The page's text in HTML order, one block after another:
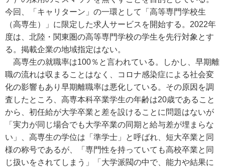
今回、「キャリターン」の一環として「高等専門学校生
（高専生）」に限定した求人サービスを開始する。2022年
度は、北陸・関東圏の高等専門学校の学生を先行対象とす
る。掲載企業の地域指定はない。
高専生の就職率は100％と言われている。しかし、早期離
職の流れは収まることはなく、コロナ感染症による社会変
化の影響もあり早期離職率は悪化している。その原因を調
査したところ、高専本科卒業学生の年齢は20歳であること
から、初任給が大学卒業と差を設けることに問題はないが
「実力が同じ場合でも大学卒業の同期と給与差が埋まらな
い」、高専生の学位は「準学士」と呼ばれ、短大卒業と同
様の称号であるが、「専門性を持っていても高校卒業と同
じ扱いをされてしまう」「大学派閥の中で、能力や結果に